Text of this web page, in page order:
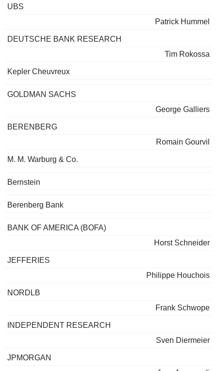
UBS
Patrick Hummel
DEUTSCHE BANK RESEARCH
Tim Rokossa
Kepler Cheuvreux
GOLDMAN SACHS
George Galliers
BERENBERG
Romain Gourvil
M. M. Warburg & Co.
Bernstein
Berenberg Bank
BANK OF AMERICA (BOFA)
Horst Schneider
JEFFERIES
Philippe Houchois
NORDLB
Frank Schwope
INDEPENDENT RESEARCH
Sven Diermeier
JPMORGAN